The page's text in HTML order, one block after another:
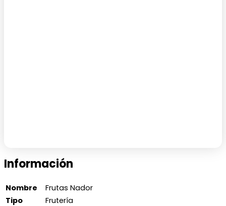
Información
Nombre
Frutas Nador
Tipo
Frutería